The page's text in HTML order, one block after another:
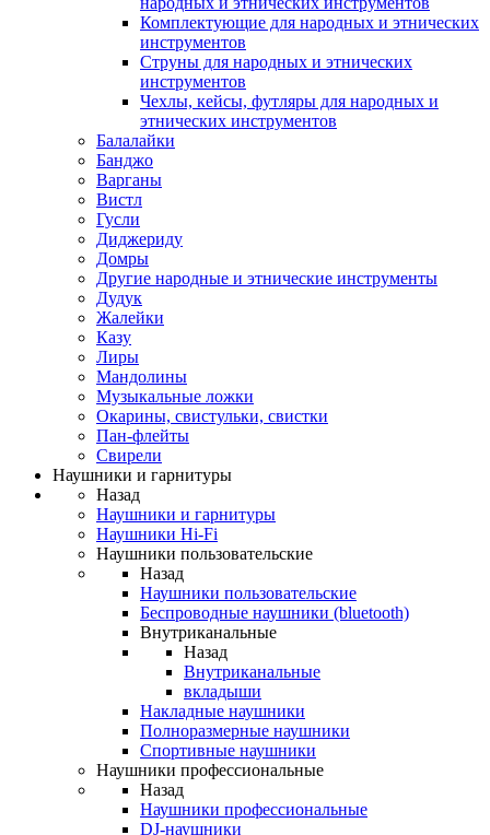
Комплектующие для народных и этнических
инструментов
Струны для народных и этнических
инструментов
Чехлы, кейсы, футляры для народных и
этнических инструментов
Балалайки
Банджо
Варганы
Вистл
Гусли
Диджериду
Домры
Другие народные и этнические инструменты
Дудук
Жалейки
Казу
Лиры
Мандолины
Музыкальные ложки
Окарины, свистульки, свистки
Пан-флейты
Свирели
Наушники и гарнитуры
Назад
Наушники и гарнитуры
Наушники Hi-Fi
Наушники пользовательские
Назад
Наушники пользовательские
Беспроводные наушники (bluetooth)
Внутриканальные
Назад
Внутриканальные
вкладыши
Накладные наушники
Полноразмерные наушники
Спортивные наушники
Наушники профессиональные
Назад
Наушники профессиональные
DJ-наушники